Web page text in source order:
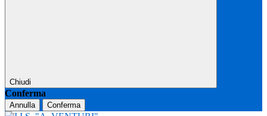
Chiudi
Conferma
Annulla Conferma